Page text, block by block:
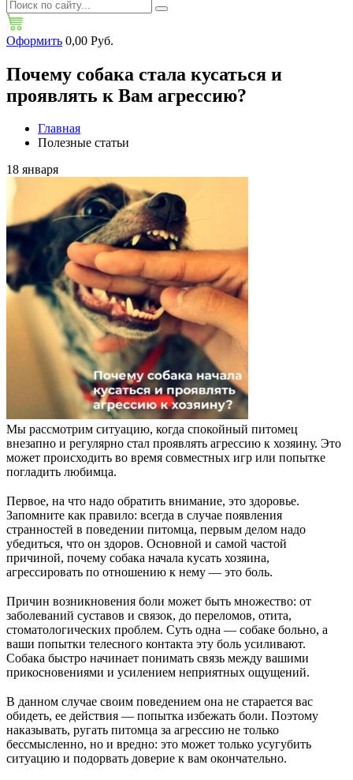
Оформить 0,00 Руб.
Почему собака стала кусаться и
проявлять к Вам агрессию?
Главная
Полезные статьи
18 января
Мы рассмотрим ситуацию, когда спокойный питомец
внезапно и регулярно стал проявлять агрессию к хозяину. Это
может происходить во время совместных игр или попытке
погладить любимца.
Первое, на что надо обратить внимание, это здоровье.
Запомните как правило: всегда в случае появления
странностей в поведении питомца, первым делом надо
убедиться, что он здоров. Основной и самой частой
причиной, почему собака начала кусать хозяина,
агрессировать по отношению к нему — это боль.
Причин возникновения боли может быть множество: от
заболеваний суставов и связок, до переломов, отита,
стоматологических проблем. Суть одна — собаке больно, а
ваши попытки телесного контакта эту боль усиливают.
Собака быстро начинает понимать связь между вашими
прикосновениями и усилением неприятных ощущений.
В данном случае своим поведением она не старается вас
обидеть, ее действия — попытка избежать боли. Поэтому
наказывать, ругать питомца за агрессию не только
бессмысленно, но и вредно: это может только усугубить
ситуацию и подорвать доверие к вам окончательно.